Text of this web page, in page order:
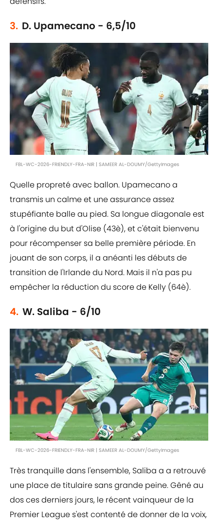
3. D. Upamecano - 6,5/10
FBL-WC-2026-FRIENDLY-FRA-NIR | SAMEER AL-DOUMY/GettyImages
Quelle propreté avec ballon. Upamecano a
transmis un calme et une assurance assez
stupéfiante balle au pied. Sa longue diagonale est
à l'origine du but d'Olise (43è), et c'était bienvenu
pour récompenser sa belle première période. En
jouant de son corps, il a anéanti les débuts de
transition de l'Irlande du Nord. Mais il n'a pas pu
empêcher la réduction du score de Kelly (64è).
4. W. Saliba - 6/10
FBL-WC-2026-FRIENDLY-FRA-NIR | SAMEER AL-DOUMY/GettyImages
Très tranquille dans l'ensemble, Saliba a a retrouvé
une place de titulaire sans grande peine. Gêné au
dos ces derniers jours, le récent vainqueur de la
Premier League s'est contenté de donner de la voix,